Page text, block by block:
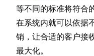
等不同的标准将符合
在系统内就可以依据
销，让合适的客户接
最大化。